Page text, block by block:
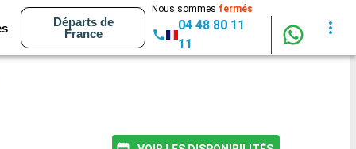
Départs de
France
Nous sommes fermés
04 48 80 11
11